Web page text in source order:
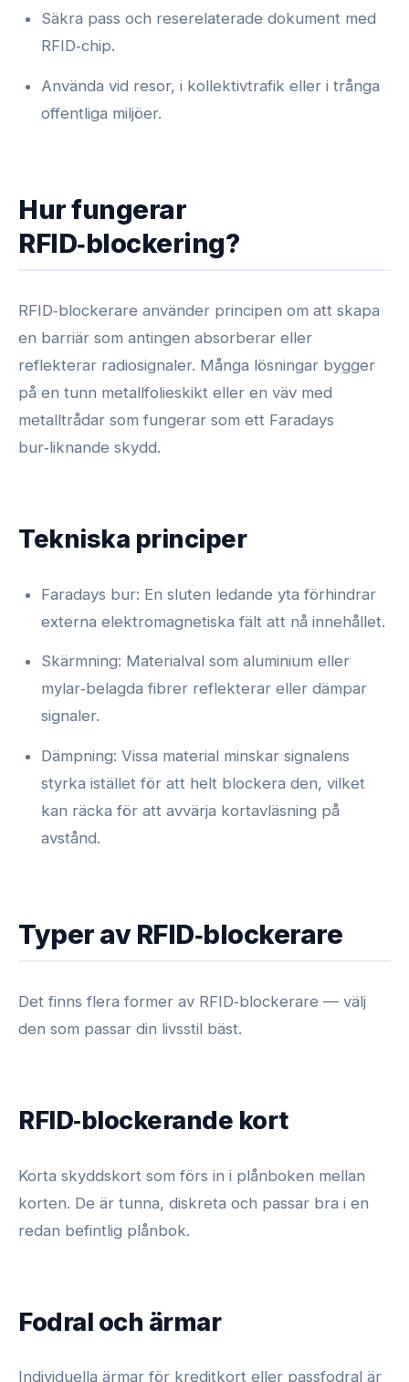
Säkra pass och reserelaterade dokument med
RFID‑chip.
Använda vid resor, i kollektivtrafik eller i trånga
offentliga miljöer.
Hur fungerar
RFID‑blockering?
RFID‑blockerare använder principen om att skapa
en barriär som antingen absorberar eller
reflekterar radiosignaler. Många lösningar bygger
på en tunn metallfolieskikt eller en väv med
metalltrådar som fungerar som ett Faradays
bur‑liknande skydd.
Tekniska principer
Faradays bur: En sluten ledande yta förhindrar
externa elektromagnetiska fält att nå innehållet.
Skärmning: Materialval som aluminium eller
mylar‑belagda fibrer reflekterar eller dämpar
signaler.
Dämpning: Vissa material minskar signalens
styrka istället för att helt blockera den, vilket
kan räcka för att avvärja kortavläsning på
avstånd.
Typer av RFID‑blockerare
Det finns flera former av RFID‑blockerare — välj
den som passar din livsstil bäst.
RFID‑blockerande kort
Korta skyddskort som förs in i plånboken mellan
korten. De är tunna, diskreta och passar bra i en
redan befintlig plånbok.
Fodral och ärmar
Individuella ärmar för kreditkort eller passfodral är